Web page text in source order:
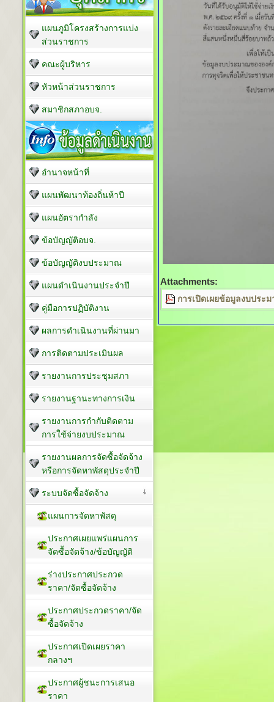
Attachments:
การเปิดเผยข้อมูลงบประ
แผนภูมิโครงสร้างการแบ่ง
ส่วนราชการ
คณะผู้บริหาร
หัวหน้าส่วนราชการ
สมาชิกสภาอบจ.
อำนาจหน้าที่
แผนพัฒนาท้องถิ่นห้าปี
แผนอัตรากำลัง
ข้อบัญญัติอบจ.
ข้อบัญญัติงบประมาณ
แผนดำเนินงานประจำปี
คู่มือการปฏิบัติงาน
ผลการดำเนินงานที่ผ่านมา
การติดตามประเมินผล
รายงานการประชุมสภา
รายงานฐานะทางการเงิน
รายงานการกำกับติดตาม
การใช้จ่ายงบประมาณ
รายงานผลการจัดซื้อจัดจ้าง
หรือการจัดหาพัสดุประจำปี
ระบบจัดซื้อจัดจ้าง
แผนการจัดหาพัสดุ
ประกาศเผยแพร่แผนการ
จัดซื้อจัดจ้าง/ข้อบัญญัติ
ร่างประกาศประกวด
ราคา/จัดซื้อจัดจ้าง
ประกาศประกวดราคา/จัด
ซื้อจัดจ้าง
ประกาศเปิดเผยราคา
กลางฯ
ประกาศผู้ชนะการเสนอ
ราคา